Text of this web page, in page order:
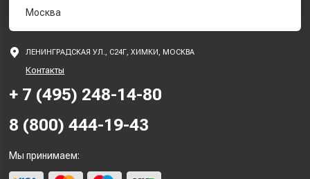
Москва
ЛЕНИНГРАДСКАЯ УЛ., С24Г, ХИМКИ, МОСКВА
Контакты
+ 7 (495) 248-14-80
8 (800) 444-19-43
Мы принимаем: